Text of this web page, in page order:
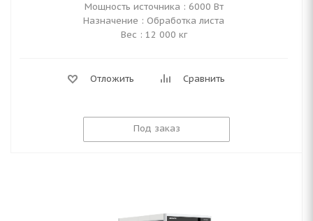
Мощность источника : 6000 Вт
Назначение : Обработка листа
Вес : 12 000 кг
Отложить Сравнить
Под заказ